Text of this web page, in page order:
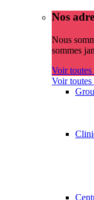
Nos
Nous
sommes
Voir toutes
Voir toutes